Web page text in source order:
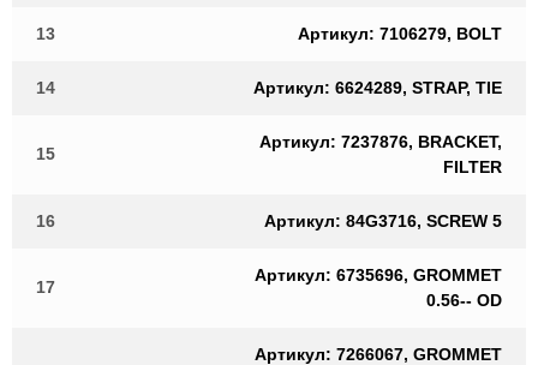
13 Артикул: 7106279, BOLT
14 Артикул: 6624289, STRAP, TIE
15
Артикул: 7237876, BRACKET,
FILTER
16 Артикул: 84G3716, SCREW 5
17
Артикул: 6735696, GROMMET
0.56-- OD
Артикул: 7266067, GROMMET